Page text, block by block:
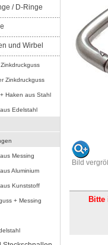
/ D-Ringe
und Wirbel
Zinkdruckguss
Haken aus Stahl
Edelstahl
Messing
Aluminium
Kunststoff
+ Messing
Bild
Bitte